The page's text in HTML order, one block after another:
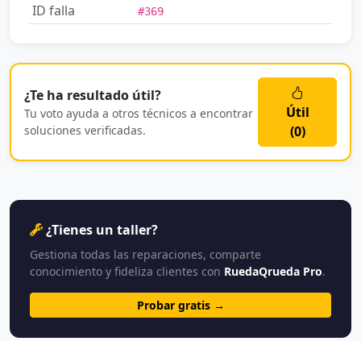
ID falla
#369
¿Te ha resultado útil?
Tu voto ayuda a otros técnicos a encontrar
soluciones verificadas.
Útil
(0)
¿Tienes un taller?
Gestiona todas las reparaciones, comparte
conocimiento y fideliza clientes con RuedaQrueda Pro.
Probar gratis →